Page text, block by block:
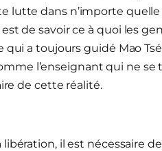
lutte dans n’importe quelle
de savoir ce à quoi les
qui a toujours guidé Mao
l’enseignant qui ne se
de cette réalité.
il est nécessaire